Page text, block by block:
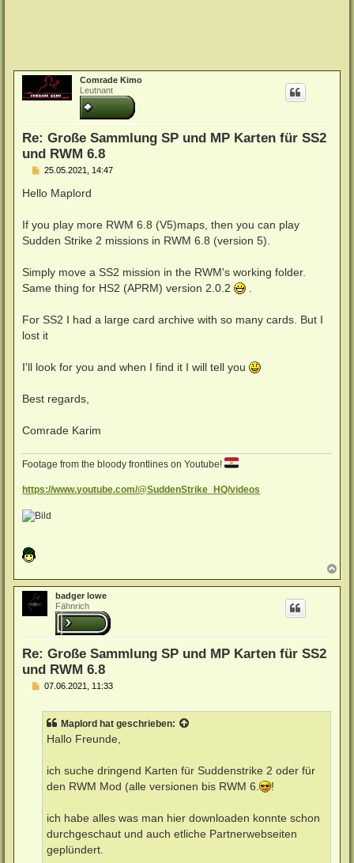
Comrade Kimo
Leutnant
Re: Große Sammlung SP und MP Karten für SS2
und RWM 6.8
B
i
g
25.05.2021, 14:47
Hello Maplord
If you play more RWM 6.8 (V5)maps, then you can play
Sudden Strike 2 missions in RWM 6.8 (version 5).
Simply move a SS2 mission in the RWM's working folder.
Same thing for HS2 (APRM) version 2.0.2
For SS2 I had a large card archive with so many cards. But I
lost it
I'll look for you and when I find it I will tell you
Best regards,
Comrade Karim
Footage from the bloody frontlines on Youtube!
https://www.youtube.com/@SuddenStrike_HQ/videos
a
c
badger lowe
Fähnrich
Re: Große Sammlung SP und MP Karten für SS2
und RWM 6.8
B07.06.2021, 11:33
Maplord hat geschrieben:
Hallo Freunde,
ich suche dringend Karten für Suddenstrike 2 oder für
den RWM Mod (alle versionen bis RWM 6.
!
ich habe alles was man hier downloaden konnte schon
durchgeschaut und auch etliche Partnerwebseiten
geplündert.